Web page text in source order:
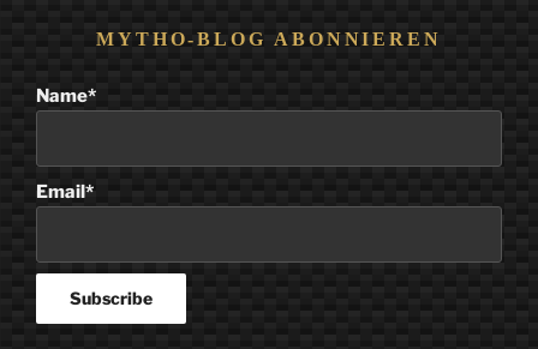
MYTHO-BLOG ABONNIEREN
Name*
Email*